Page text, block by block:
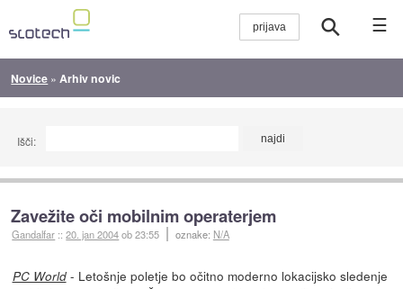
☰
Novice » Arhiv novic
Išči:
Zavežite oči mobilnim operaterjem
Gandalfar ::20. jan 2004ob 23:55 oznake: N/A
PC World- Letošnje poletje bo očitno moderno lokacijsko sledenje